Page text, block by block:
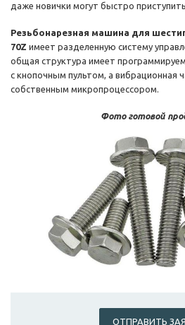
даже новички могут быстро
Резьбонарезная машина для
70Z имеет разделенную систему
общая структура имеет
с кнопочным пультом, а вибрационная
собственным микропроцессором.
Фото готовой
ОТПРАВИТЬ